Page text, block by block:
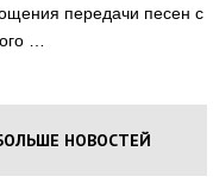
передачи песен с
…
НОВОСТЕЙ